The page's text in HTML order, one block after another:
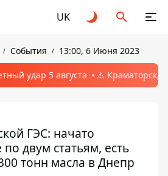
UK
События 13:00, 6 Июня 2023
удар 5 августа ⚠️ Краматорск,
ГЭС: начато
двум статьям, есть
тонн масла в Днепр